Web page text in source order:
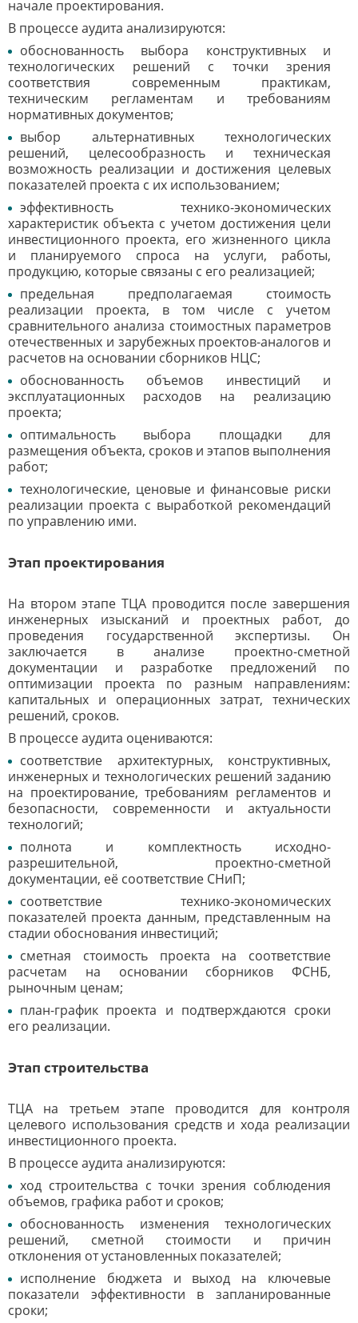
начале проектирования.
В процессе аудита анализируются:
обоснованность выбора конструктивных и
технологических решений с точки зрения
соответствия современным практикам,
техническим регламентам и требованиям
нормативных документов;
выбор альтернативных технологических
решений, целесообразность и техническая
возможность реализации и достижения целевых
показателей проекта с их использованием;
эффективность технико-экономических
характеристик объекта с учетом достижения цели
инвестиционного проекта, его жизненного цикла
и планируемого спроса на услуги, работы,
продукцию, которые связаны с его реализацией;
предельная предполагаемая стоимость
реализации проекта, в том числе с учетом
сравнительного анализа стоимостных параметров
отечественных и зарубежных проектов-аналогов и
расчетов на основании сборников НЦС;
обоснованность объемов инвестиций и
эксплуатационных расходов на реализацию
проекта;
оптимальность выбора площадки для
размещения объекта, сроков и этапов выполнения
работ;
технологические, ценовые и финансовые риски
реализации проекта с выработкой рекомендаций
по управлению ими.
Этап проектирования
На втором этапе ТЦА проводится после завершения
инженерных изысканий и проектных работ, до
проведения государственной экспертизы. Он
заключается в анализе проектно-сметной
документации и разработке предложений по
оптимизации проекта по разным направлениям:
капитальных и операционных затрат, технических
решений, сроков.
В процессе аудита оцениваются:
соответствие архитектурных, конструктивных,
инженерных и технологических решений заданию
на проектирование, требованиям регламентов и
безопасности, современности и актуальности
технологий;
полнота и комплектность исходно-
разрешительной, проектно-сметной
документации, её соответствие СНиП;
соответствие технико-экономических
показателей проекта данным, представленным на
стадии обоснования инвестиций;
сметная стоимость проекта на соответствие
расчетам на основании сборников ФСНБ,
рыночным ценам;
план-график проекта и подтверждаются сроки
его реализации.
Этап строительства
ТЦА на третьем этапе проводится для контроля
целевого использования средств и хода реализации
инвестиционного проекта.
В процессе аудита анализируются:
ход строительства с точки зрения соблюдения
объемов, графика работ и сроков;
обоснованность изменения технологических
решений, сметной стоимости и причин
отклонения от установленных показателей;
исполнение бюджета и выход на ключевые
показатели эффективности в запланированные
сроки;